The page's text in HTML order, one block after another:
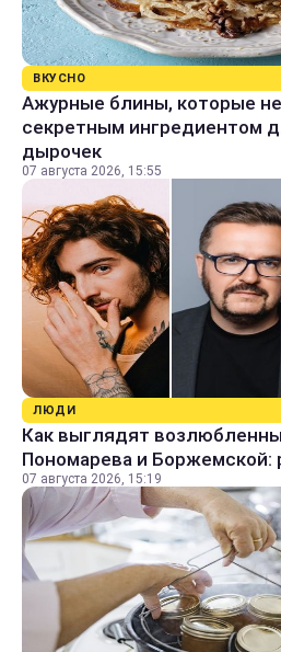
ВКУСНО
Ажурные блины, которые
секретным ингредиентом
дырочек
07 августа 2026, 15:55
ЛЮДИ
Как выглядят
Пономарева и Боржемской:
07 августа 2026, 15:19